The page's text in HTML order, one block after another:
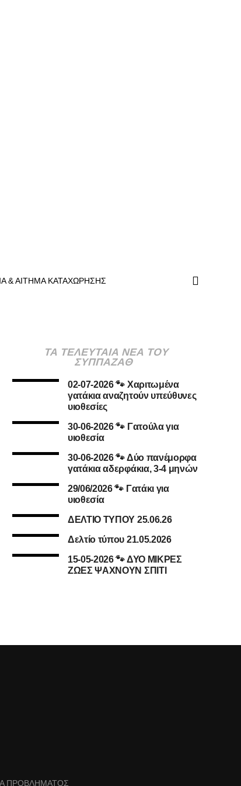
& ΑΙΤΗΜΑ ΚΑΤΑΧΩΡΗΣΗΣ
ΤΑ ΤΕΛΕΥΤΑΙΑ ΝΕΑ ΤΟΥ
ΣΥΠΠΑΖΑΘ
02-07-2026 🐾 Χαριτωμένα
γατάκια αναζητούν υπεύθυνες
υιοθεσίες
30-06-2026 🐾 Γατούλα για
υιοθεσία
30-06-2026 🐾 Δύο πανέμορφα
γατάκια αδερφάκια, 3-4 μηνών
29/06/2026 🐾 Γατάκι για
υιοθεσία
ΔΕΛΤΙΟ ΤΥΠΟΥ 25.06.26
Δελτίο τύπου 21.05.2026
15-05-2026 🐾 ΔΥΟ ΜΙΚΡΕΣ
ΖΩΕΣ ΨΑΧΝΟΥΝ ΣΠΙΤΙ
ΠΡΟΒΛΗΜΑΤΟΣ